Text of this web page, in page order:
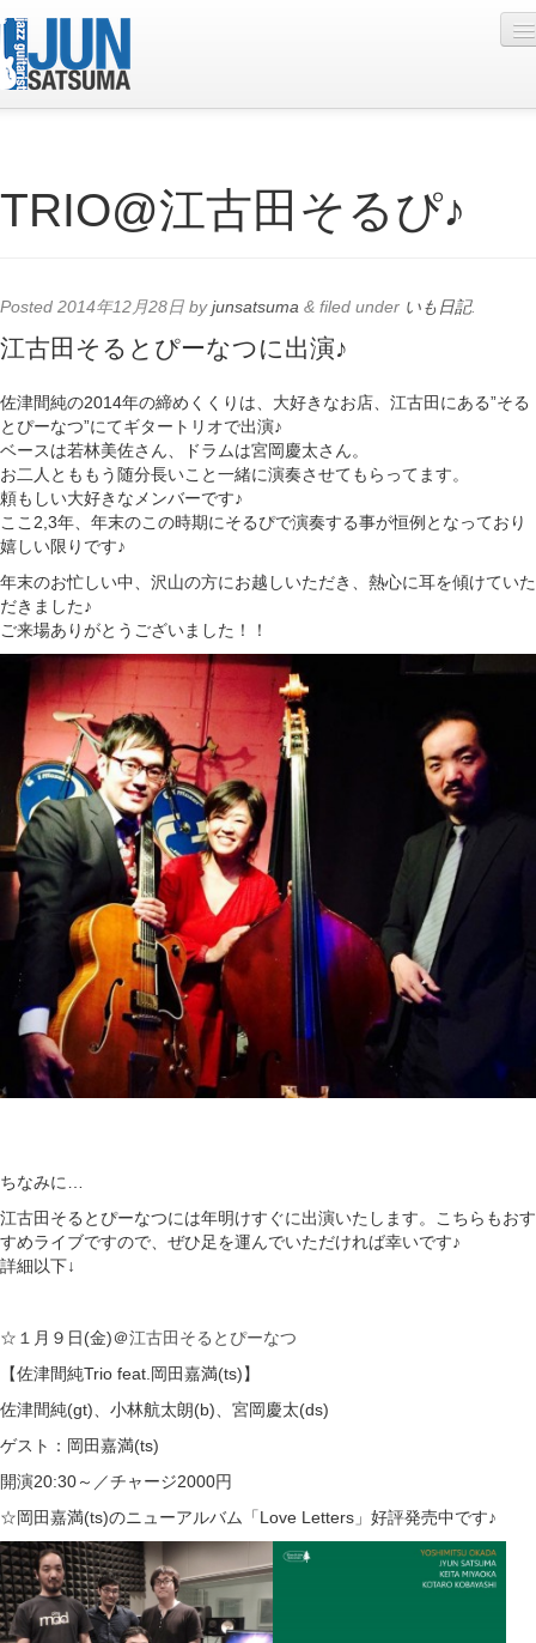
Live Schedule
Photo
YouTube
Online Lesson
TRIO@江古田そるぴ♪
Posted 2014年12月28日 byjunsatsuma & filed under いも日記.
江古田そるとぴーなつに出演♪
佐津間純の2014年の締めくくりは、大好きなお店、江古田にある”そる
とぴーなつ”にてギタートリオで出演♪
ベースは若林美佐さん、ドラムは宮岡慶太さん。
お二人とももう随分長いこと一緒に演奏させてもらってます。
頼もしい大好きなメンバーです♪
ここ2,3年、年末のこの時期にそるぴで演奏する事が恒例となっており
嬉しい限りです♪
年末のお忙しい中、沢山の方にお越しいただき、熱心に耳を傾けていた
だきました♪
ご来場ありがとうございました！！
ちなみに…
江古田そるとぴーなつには年明けすぐに出演いたします。こちらもおす
すめライブですので、ぜひ足を運んでいただければ幸いです♪
詳細以下↓
☆１月９日(金)＠江古田そるとぴーなつ
【佐津間純Trio feat.岡田嘉満(ts)】
佐津間純(gt)、小林航太朗(b)、宮岡慶太(ds)
ゲスト：岡田嘉満(ts)
開演20:30～／チャージ2000円
☆岡田嘉満(ts)のニューアルバム「Love Letters」好評発売中です♪